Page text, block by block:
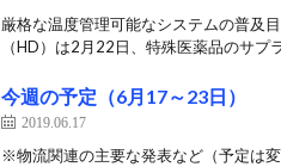
厳格な温度管理可能なシステムの普及
（HD）は2月22日、特殊医薬品のサプ
今週の予定（6月17～23日）
2019.06.17
※物流関連の主要な発表など（予定は